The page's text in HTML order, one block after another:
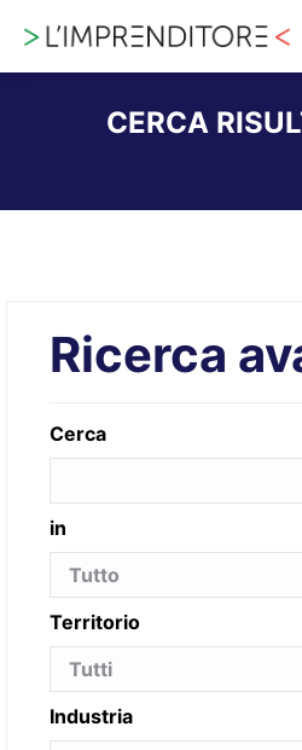
CERCA
Ricerca
Cerca
in
Territorio
Industria